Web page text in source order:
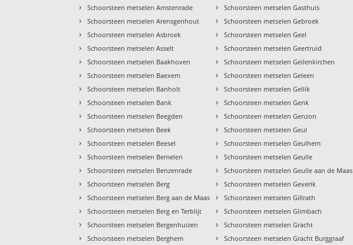
› Schoorsteen metselen Amstenrade
› Schoorsteen metselen Arensgenhout
› Schoorsteen metselen Asbroek
› Schoorsteen metselen Asselt
› Schoorsteen metselen Baakhoven
› Schoorsteen metselen Baexem
› Schoorsteen metselen Banholt
› Schoorsteen metselen Bank
› Schoorsteen metselen Beegden
› Schoorsteen metselen Beek
› Schoorsteen metselen Beesel
› Schoorsteen metselen Bemelen
› Schoorsteen metselen Benzenrade
› Schoorsteen metselen Berg
› Schoorsteen metselen Berg aan de Maas
› Schoorsteen metselen Berg en Terblijt
› Schoorsteen metselen Bergenhuizen
› Schoorsteen metselen Berghem
› Schoorsteen metselen Gasthuis
› Schoorsteen metselen Gebroek
› Schoorsteen metselen Geel
› Schoorsteen metselen Geertruid
› Schoorsteen metselen Geilenkirchen
› Schoorsteen metselen Geleen
› Schoorsteen metselen Gellik
› Schoorsteen metselen Genk
› Schoorsteen metselen Genzon
› Schoorsteen metselen Geul
› Schoorsteen metselen Geulhem
› Schoorsteen metselen Geulle
› Schoorsteen metselen Geulle aan de Maas
› Schoorsteen metselen Geverik
› Schoorsteen metselen Gillrath
› Schoorsteen metselen Glimbach
› Schoorsteen metselen Gracht
› Schoorsteen metselen Gracht Burggraaf